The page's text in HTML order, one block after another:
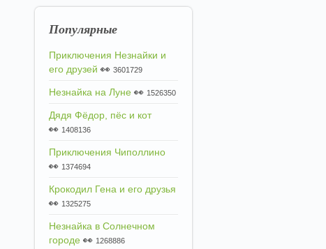
Популярные
Приключения Незнайки и
его друзей 👀 3601729
Незнайка на Луне 👀 1526350
Дядя Фёдор, пёс и кот
👀 1408136
Приключения Чиполлино
👀 1374694
Крокодил Гена и его друзья
👀 1325275
Незнайка в Солнечном
городе 👀 1268886